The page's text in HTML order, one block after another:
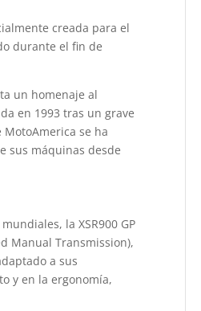
creada para el
durante el fin de
un homenaje al
en 1993 tras un grave
se ha
sus máquinas desde
la XSR900 GP
Manual Transmission),
a sus
y en la ergonomía,